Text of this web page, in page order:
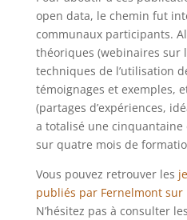
open data, le chemin fut
communaux participants.
théoriques (webinaires sur
techniques de l’utilisation
témoignages et exemples,
(partages d’expériences,
a totalisé une cinquantaine
sur quatre mois de
Vous pouvez retrouver les
publiés par Fernelmont
N’hésitez pas à consulter